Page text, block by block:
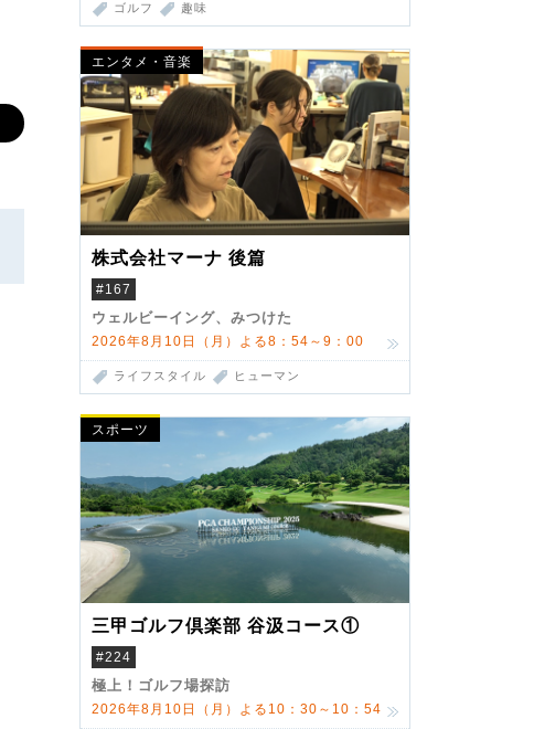
ゴルフ 趣味
エンタメ・音楽
株式会社マーナ 後篇
#167
ウェルビーイング、みつけた
2026年8月10日（月）よる8：54～9：00
ライフスタイル ヒューマン
スポーツ
三甲ゴルフ倶楽部 谷汲コース①
#224
極上！ゴルフ場探訪
2026年8月10日（月）よる10：30～10：54